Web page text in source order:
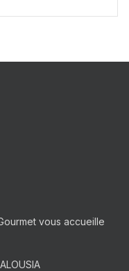
vous accueille